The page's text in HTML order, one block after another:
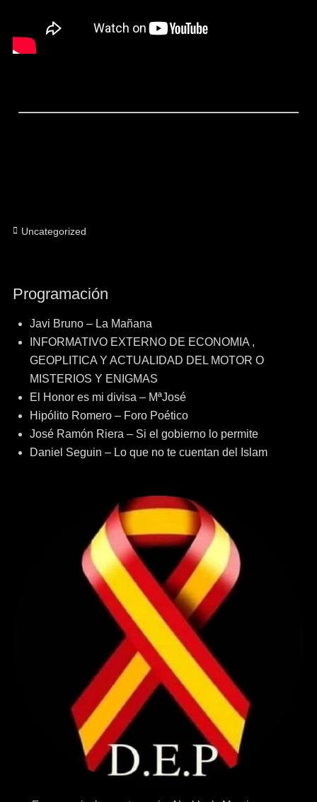
Categorías
Uncategorized
Programación
Javi Bruno – La Mañana
INFORMATIVO EXTERNO DE ECONOMIA ,
GEOPLITICA Y ACTUALIDAD DEL MOTOR O
MISTERIOS Y ENIGMAS
El Honor es mi divisa – MªJosé
Hipólito Romero – Foro Poético
José Ramón Riera – Si el gobierno lo permite
Daniel Seguin – Lo que no te cuentan del Islam